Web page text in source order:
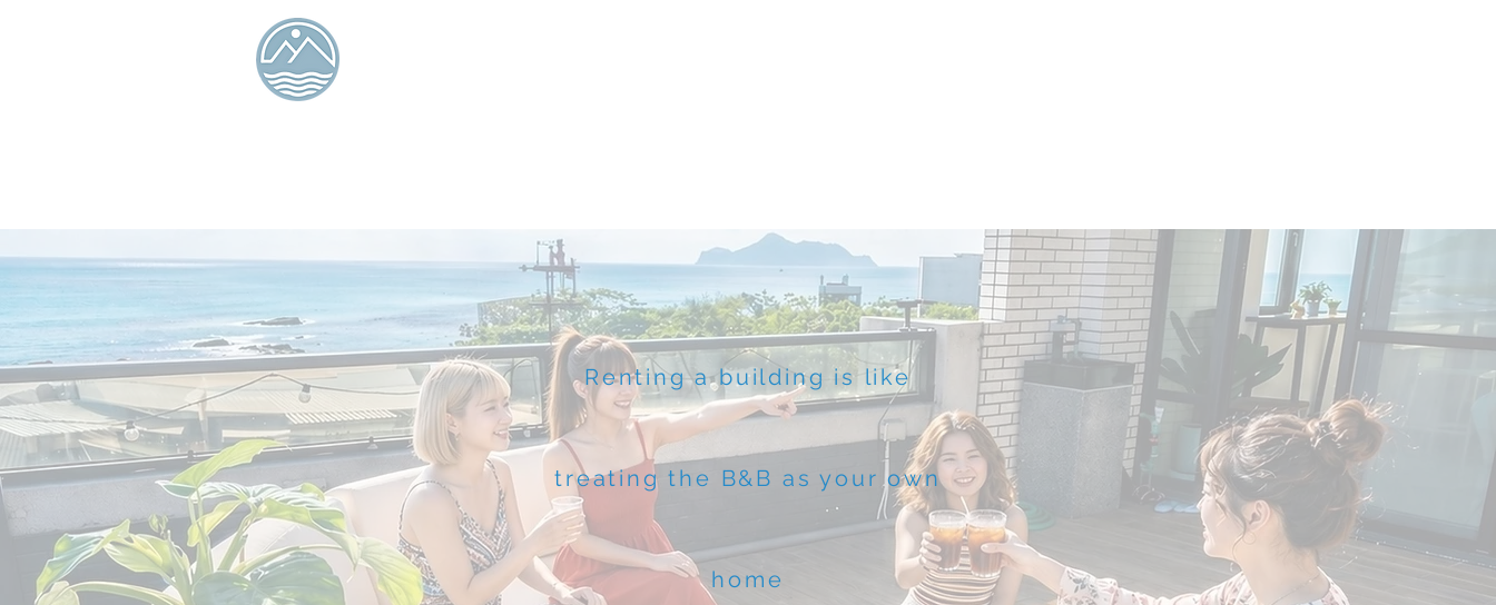
Renting a building is like
treating the B&B as your own
home